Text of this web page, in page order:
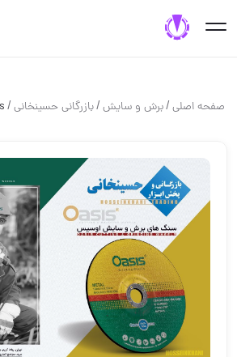
صفحه اصلی/برش و سايش/بازرگانی حسینخانی/